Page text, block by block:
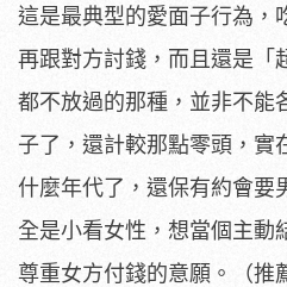
這是最典型的愛面子行為，
再跟對方討錢，而且還是「
都不放過的那種，並非不能
子了，還計較那點零頭，實
什麼年代了，還保有約會要
全是小看女性，想當個主動
尊重女方付錢的意願。（推